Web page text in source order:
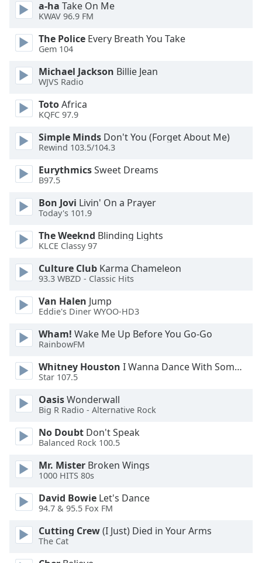
window.
Escape
cancel
close
window.
Color
Opacity
Background
Color
Opacity
Caption
Area
Color
Opacity
Font
Edge
Style
Font
Family
a-ha Take On Me
KWAV 96.9 FM
The Police Every Breath You Take
Gem 104
Michael Jackson Billie Jean
WJVS Radio
TotoAfrica
KQFC 97.9
Simple Minds Don't You (Forget About Me)
Rewind 103.5/104.3
EurythmicsSweet Dreams
B97.5
Bon Jovi Livin' On a Prayer
Today's 101.9
The Weeknd Blinding Lights
KLCE Classy 97
Culture Club Karma Chameleon
93.3 WBZD - Classic Hits
Van Halen Jump
Eddie's Diner WYOO-HD3
Wham! Wake Me Up Before You Go-Go
RainbowFM
Whitney Houston I Wanna Dance With Somebody
Star 107.5
OasisWonderwall
Big R Radio - Alternative Rock
No Doubt Don't Speak
Balanced Rock 100.5
Mr. Mister Broken Wings
1000 HITS 80s
David Bowie Let's Dance
94.7 & 95.5 Fox FM
Cutting Crew(I Just) Died in Your Arms
The Cat